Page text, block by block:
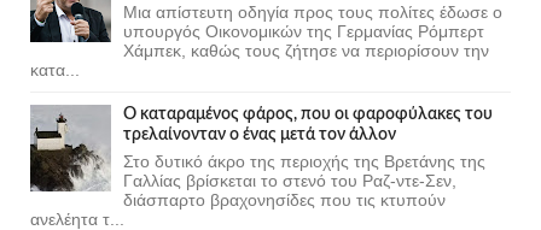
Μια απίστευτη οδηγία προς τους πολίτες έδωσε ο
υπουργός Οικονομικών της Γερμανίας Ρόμπερτ
Χάμπεκ, καθώς τους ζήτησε να περιορίσουν την
κατα...
Ο καταραμένος φάρος, που οι φαροφύλακες του
τρελαίνονταν ο ένας μετά τον άλλον
Στο δυτικό άκρο της περιοχής της Βρετάνης της
Γαλλίας βρίσκεται το στενό του Ραζ-ντε-Σεν,
διάσπαρτο βραχονησίδες που τις κτυπούν
ανελέητα τ...